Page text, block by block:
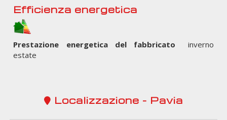
Efficienza energetica
Prestazione energetica del fabbricato
inverno
estate
Localizzazione - Pavia